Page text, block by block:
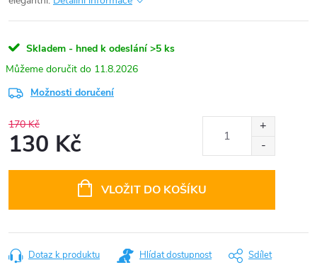
Skladem - hned k odeslání >5 ks
11.8.2026
Možnosti doručení
170 Kč
130 Kč
VLOŽIT DO KOŠÍKU
Dotaz k produktu Hlídat dostupnost Sdílet